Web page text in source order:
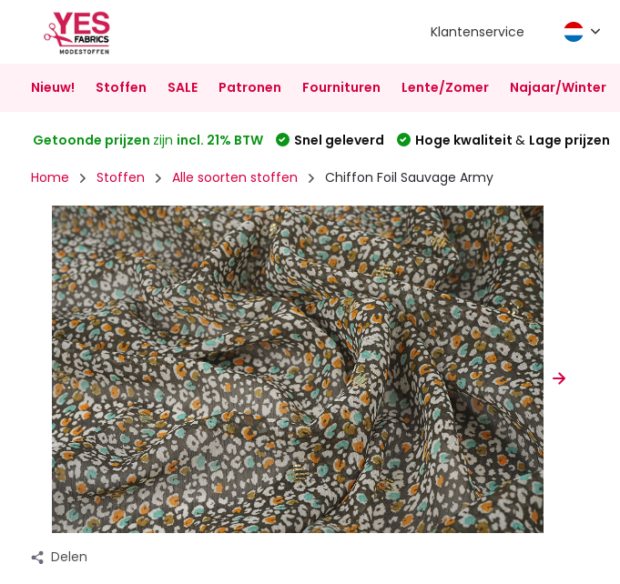
Klantenservice
Nieuw! Stoffen SALE Patronen Fournituren Lente/Zomer Najaar/Winter
Getoonde prijzen zijn incl. 21% BTW Snel geleverd Hoge kwaliteit & Lage prijzen
Home Stoffen Alle soorten stoffen Chiffon Foil Sauvage Army
Delen